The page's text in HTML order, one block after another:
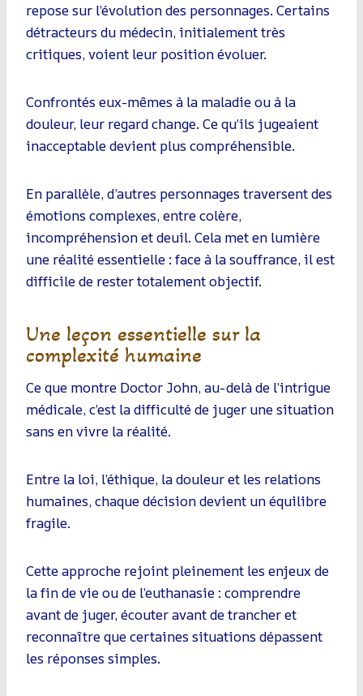
repose sur l’évolution des personnages. Certains
détracteurs du médecin, initialement très
critiques, voient leur position évoluer.
Confrontés eux-mêmes à la maladie ou à la
douleur, leur regard change. Ce qu’ils jugeaient
inacceptable devient plus compréhensible.
En parallèle, d’autres personnages traversent des
émotions complexes, entre colère,
incompréhension et deuil. Cela met en lumière
une réalité essentielle : face à la souffrance, il est
difficile de rester totalement objectif.
Une leçon essentielle sur la
complexité humaine
Ce que montre Doctor John, au-delà de l’intrigue
médicale, c’est la difficulté de juger une situation
sans en vivre la réalité.
Entre la loi, l’éthique, la douleur et les relations
humaines, chaque décision devient un équilibre
fragile.
Cette approche rejoint pleinement les enjeux de
la fin de vie ou de l’euthanasie : comprendre
avant de juger, écouter avant de trancher et
reconnaître que certaines situations dépassent
les réponses simples.